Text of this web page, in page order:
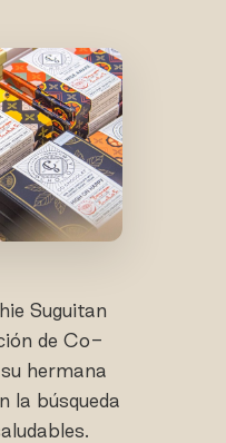
Suguitan
de Co-
hermana
la búsqueda